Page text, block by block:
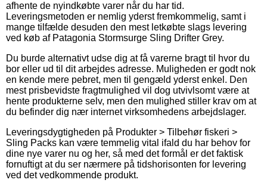
afhente de nyindkøbte varer når du har tid.
Leveringsmetoden er nemlig yderst fremkommelig, samt i
mange tilfælde desuden den mest letkøbte slags levering
ved køb af Patagonia Stormsurge Sling Drifter Grey.
Du burde alternativt udse dig at få varerne bragt til hvor du
bor eller ud til dit arbejdes adresse. Muligheden er godt nok
en kende mere pebret, men til gengæld yderst enkel. Den
mest prisbevidste fragtmulighed vil dog utvivlsomt være at
hente produkterne selv, men den mulighed stiller krav om at
du befinder dig nær internet virksomhedens arbejdslager.
Leveringsdygtigheden på Produkter > Tilbehør fiskeri >
Sling Packs kan være temmelig vital ifald du har behov for
dine nye varer nu og her, så med det formål er det faktisk
fornuftigt at du ser nærmere på tidshorisonten for levering
ved det vedkommende produkt.